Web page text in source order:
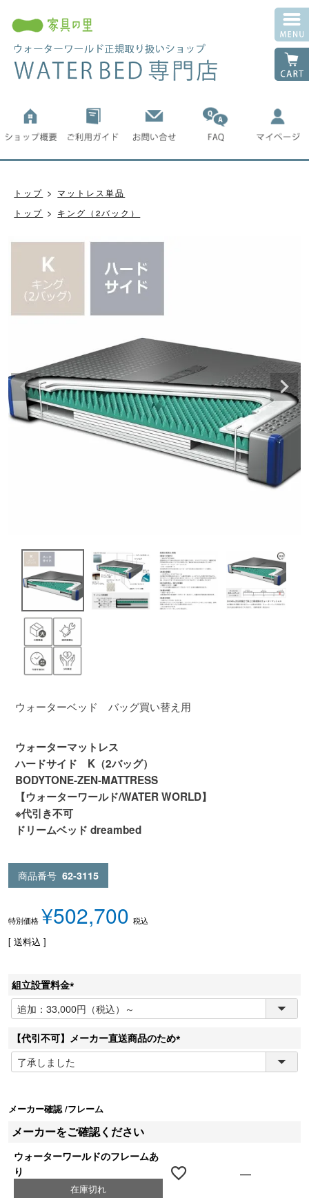
トップ
マットレス単品
トップ
キング（2バック）
ウォーターベッド バッグ買い替え用
ウォーターマットレス
ハードサイド K（2バッグ）
BODYTONE-ZEN-MATTRESS
【ウォーターワールド/WATER WORLD】
※代引き不可
ドリームベッド dreambed
商品番号 62-3115
特別価格 ¥502,700 税込
送料込
組立設置料金
(
必
須
)
【代引不可】メーカー直送商品のため
(
必
メーカー確認 フレーム
メーカーをご確認ください
ウォーターワールドのフレームあ
り
在庫切れ
—